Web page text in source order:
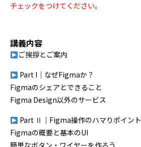
チェックをつけてください。
講義内容
ご挨拶とご案内
Part I｜なぜFigmaか？
Figmaのシェアとできること
Figma Design以外のサービス
Part Ⅱ｜Figma操作のハマりポイント
Figmaの概要と基本のUI